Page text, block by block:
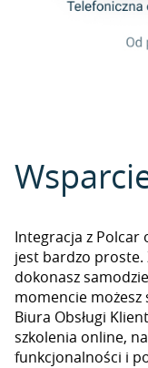
Integracja z Polcar
jest bardzo proste.
dokonasz
momencie możesz
Biura Obsługi
szkolenia online,
funkcjonalności i